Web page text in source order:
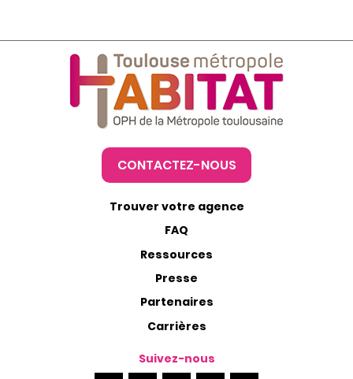
CONTACTEZ-NOUS
Trouver votre agence
FAQ
Ressources
Presse
Partenaires
Carrières
Suivez-nous